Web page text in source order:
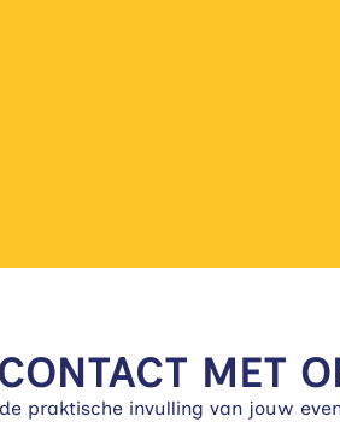
MET
praktische invulling van jouw